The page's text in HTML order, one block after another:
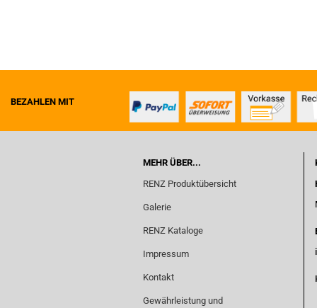
BEZAHLEN MIT
MEHR ÜBER...
RENZ Produktübersicht
Galerie
RENZ Kataloge
Impressum
Kontakt
Gewährleistung und